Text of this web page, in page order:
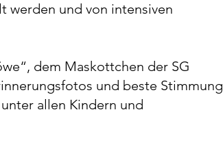
werden und von intensiven
dem Maskottchen der SG
und beste Stimmung
allen Kindern und